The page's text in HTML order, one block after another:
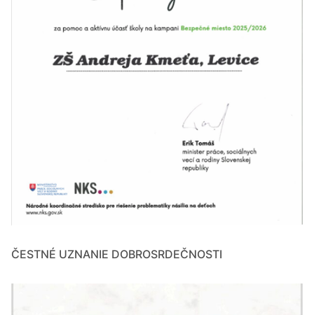
ČESTNÉ UZNANIE DOBROSRDEČNOSTI